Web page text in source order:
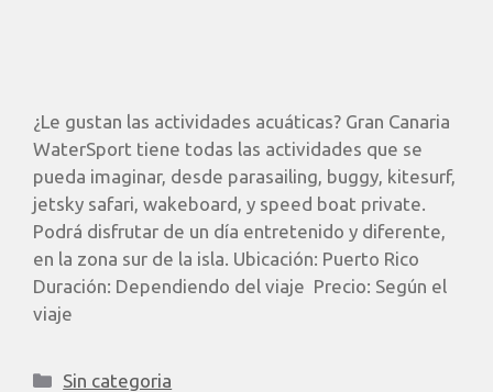
¿Le gustan las actividades acuáticas? Gran Canaria
WaterSport tiene todas las actividades que se
pueda imaginar, desde parasailing, buggy, kitesurf,
jetsky safari, wakeboard, y speed boat private.
Podrá disfrutar de un día entretenido y diferente,
en la zona sur de la isla. Ubicación: Puerto Rico
Duración: Dependiendo del viaje Precio: Según el
viaje
Sin categoria